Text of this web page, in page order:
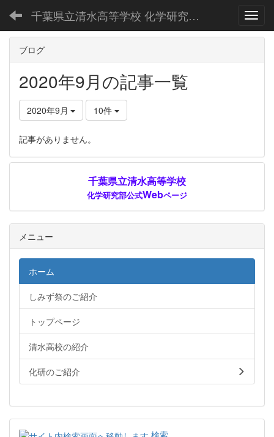
千葉県立清水高等学校 化学研究部公式Webページ
ブログ
2020年9月の記事一覧
2020年9月 10件
記事がありません。
千葉県立清水高等学校
化学研究部公式Webページ
メニュー
ホーム
しみず祭のご紹介
トップページ
清水高校の紹介
化研のご紹介
検索